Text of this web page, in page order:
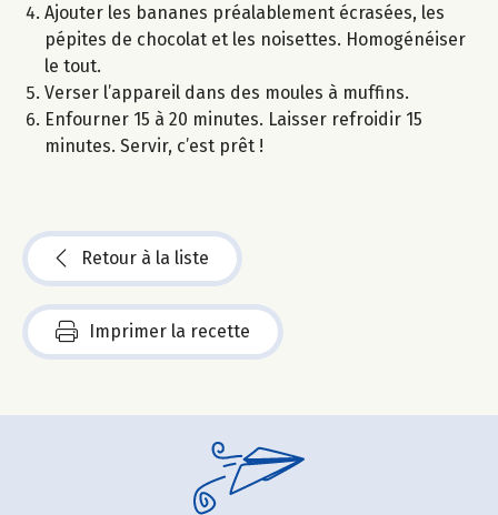
Ajouter les bananes préalablement écrasées, les
pépites de chocolat et les noisettes. Homogénéiser
le tout.
Verser l’appareil dans des moules à muffins.
Enfourner 15 à 20 minutes. Laisser refroidir 15
minutes. Servir, c’est prêt !
Retour à la liste
Imprimer la recette